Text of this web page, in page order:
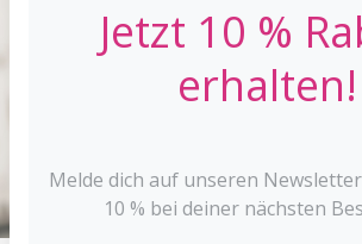
Jetzt 10 %
erhalten!
Melde dich auf unseren
10 % bei deiner nächsten